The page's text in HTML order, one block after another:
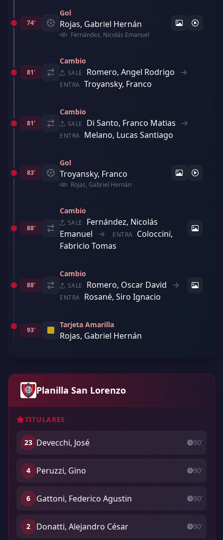
74'
Gol
Rojas, Gabriel Hernán
Fernández, Nicolás Emanuel
81'
Cambio
SALE Romero, Angel Rodrigo
ENTRA Troyansky, Franco
81'
Cambio
SALE Di Santo, Franco Matias
ENTRA Melano, Lucas Santiago
83'
Gol
Troyansky, Franco
Rojas, Gabriel Hernán
88'
Cambio
SALE
Fernández, Nicolás
Emanuel
ENTRA Coloccini,
Fabricio Tomas
88'
Cambio
SALE Romero, Oscar David
ENTRA Rosané, Siro Ignacio
93'
Tarjeta Amarilla
Rojas, Gabriel Hernán
Planilla San Lorenzo
TITULARES
23 Devecchi, José 90'
4 Peruzzi, Gino 90'
6 Gattoni, Federico Agustin 90'
2 Donatti, Alejandro César 90'